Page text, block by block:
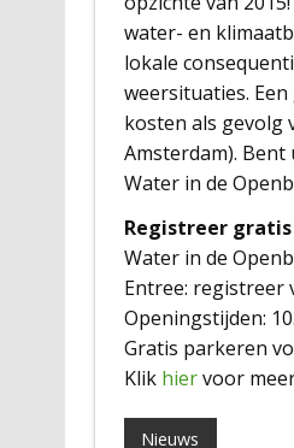
water- en
lokale
weersituaties.
kosten als gevolg
Amsterdam).
Water in de
Registreer gratis
Water in de
Entree:
Openingstijden:
Gratis parkeren
Klik hiervoor
Nieuws